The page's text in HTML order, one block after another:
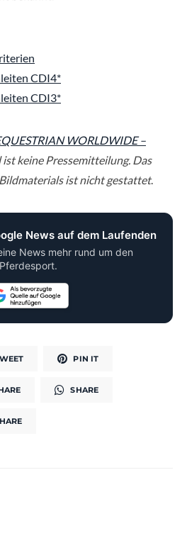
CDI4*
CDI3*
WORLDWIDE –
keine Pressemitteilung. Das
ist nicht gestattet.
News auf dem Laufenden
News mehr rund um den
Pferdesport.
PIN IT
SHARE